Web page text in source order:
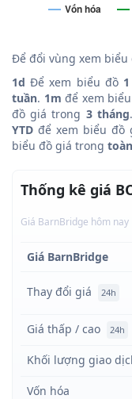
Vốn hóa
Để đổi vùng xem biểu
1d Để xem biểu đồ
tuần. 1m để xem
đồ giá trong 3 tháng.
YTD để xem biểu đồ
biểu đồ giá trong
Thống kê giá
Giá BarnBridge hôm nay
Giá BarnBridge
Thay đổi giá 24h
Giá thấp / cao 24h
Khối lượng giao
Vốn hóa